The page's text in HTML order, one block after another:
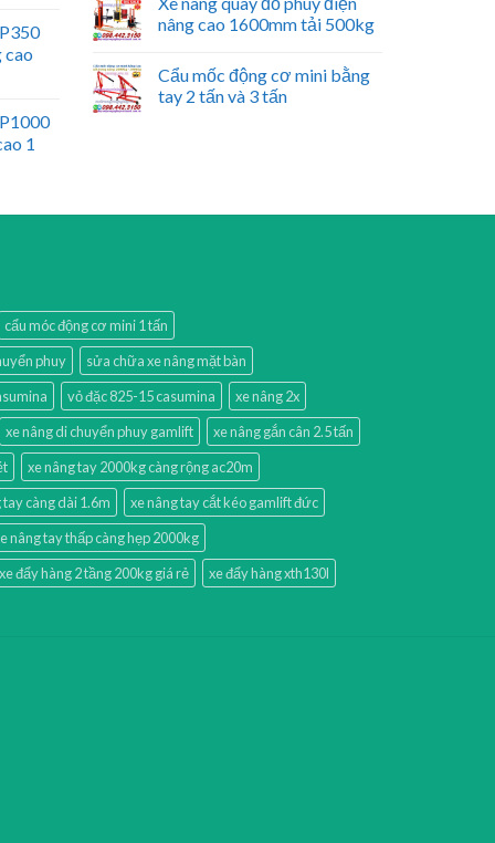
cao
1
nâng cao 1600mm tải 500kg
Cẩu mốc động cơ mini bằng
tay 2 tấn và 3 tấn
cẩu móc động cơ mini 1 tấn
phuy
sửa chữa xe nâng mặt bàn
vỏ đặc 825-15 casumina
xe nâng 2x
xe nâng di chuyển phuy gamlift
xe nâng gắn cân 2.5 tấn
xe nâng tay 2000kg càng rộng ac20m
tay càng dài 1.6m
xe nâng tay cắt kéo gamlift đức
nâng tay thấp càng hẹp 2000kg
xe đẩy hàng 2 tầng 200kg giá rẻ
xe đẩy hàng xth130l